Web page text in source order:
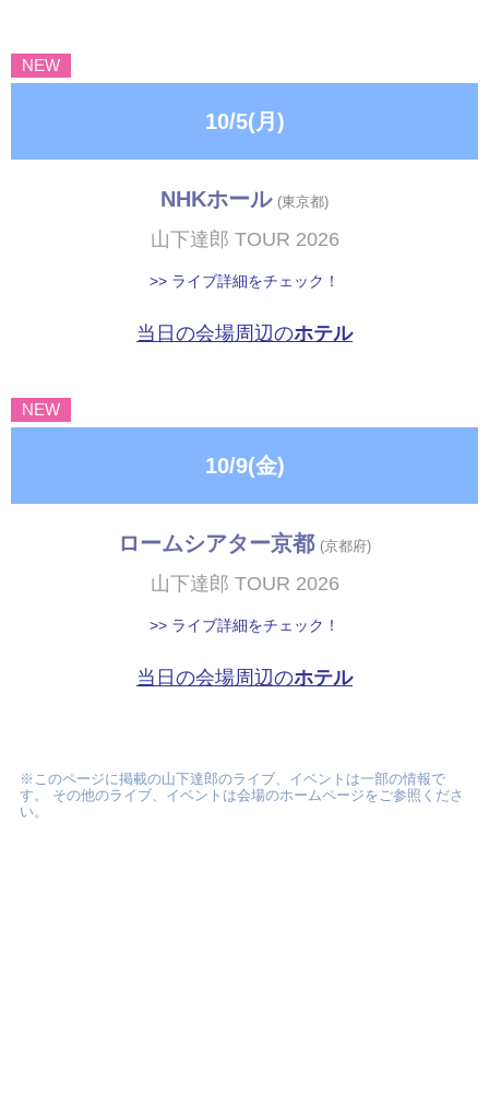
NEW
10/5(月)
NHKホール (東京都)
山下達郎 TOUR 2026
>> ライブ詳細をチェック！
当日の会場周辺のホテル
NEW
10/9(金)
ロームシアター京都 (京都府)
山下達郎 TOUR 2026
>> ライブ詳細をチェック！
当日の会場周辺のホテル
※このページに掲載の山下達郎のライブ、イベントは一部の情報で
す。 その他のライブ、イベントは会場のホームページをご参照くださ
い。